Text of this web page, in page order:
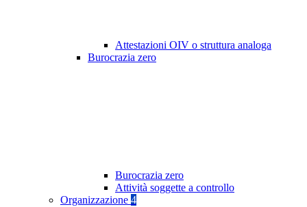
Attestazioni OIV o struttura analoga
Burocrazia zero
Burocrazia zero
Attività soggette a controllo
Organizzazione 4